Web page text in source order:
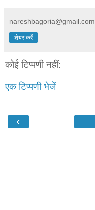
nareshbagoria@gmail.com
शेयर करें
कोई टिप्पणी नहीं:
एक टिप्पणी भेजें
‹